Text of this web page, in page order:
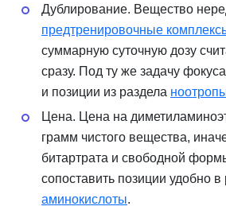
Дублирование. Вещество
предтренировочные
суммарную суточную дозу
сразу. Под ту же задачу
и позиции из раздела
Цена. Цена на
грамм чистого вещества,
битартрата и свободной
сопоставить позиции удобно в
аминокислоты.